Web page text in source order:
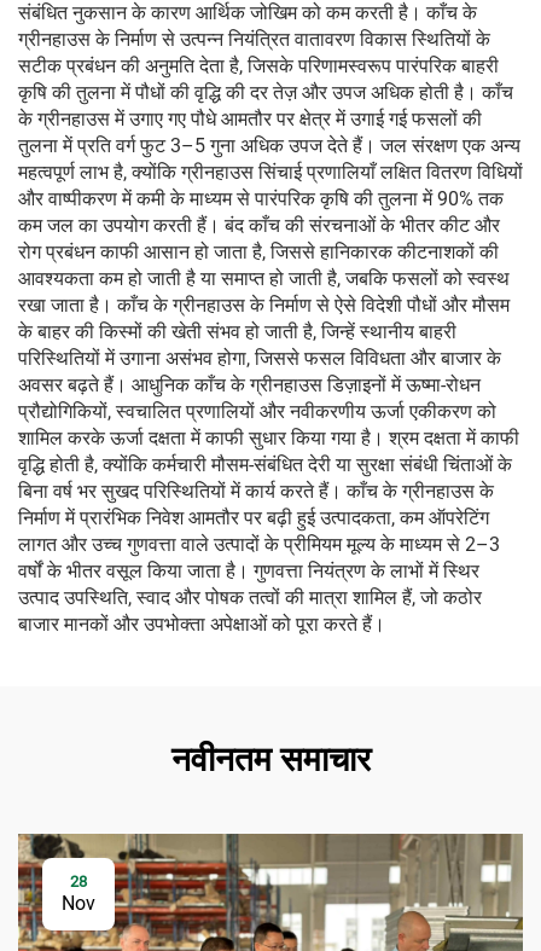
संबंधित नुकसान के कारण आर्थिक जोखिम को कम करती है। काँच के
ग्रीनहाउस के निर्माण से उत्पन्न नियंत्रित वातावरण विकास स्थितियों के
सटीक प्रबंधन की अनुमति देता है, जिसके परिणामस्वरूप पारंपरिक बाहरी
कृषि की तुलना में पौधों की वृद्धि की दर तेज़ और उपज अधिक होती है। काँच
के ग्रीनहाउस में उगाए गए पौधे आमतौर पर क्षेत्र में उगाई गई फसलों की
तुलना में प्रति वर्ग फुट 3–5 गुना अधिक उपज देते हैं। जल संरक्षण एक अन्य
महत्वपूर्ण लाभ है, क्योंकि ग्रीनहाउस सिंचाई प्रणालियाँ लक्षित वितरण विधियों
और वाष्पीकरण में कमी के माध्यम से पारंपरिक कृषि की तुलना में 90% तक
कम जल का उपयोग करती हैं। बंद काँच की संरचनाओं के भीतर कीट और
रोग प्रबंधन काफी आसान हो जाता है, जिससे हानिकारक कीटनाशकों की
आवश्यकता कम हो जाती है या समाप्त हो जाती है, जबकि फसलों को स्वस्थ
रखा जाता है। काँच के ग्रीनहाउस के निर्माण से ऐसे विदेशी पौधों और मौसम
के बाहर की किस्मों की खेती संभव हो जाती है, जिन्हें स्थानीय बाहरी
परिस्थितियों में उगाना असंभव होगा, जिससे फसल विविधता और बाजार के
अवसर बढ़ते हैं। आधुनिक काँच के ग्रीनहाउस डिज़ाइनों में ऊष्मा-रोधन
प्रौद्योगिकियों, स्वचालित प्रणालियों और नवीकरणीय ऊर्जा एकीकरण को
शामिल करके ऊर्जा दक्षता में काफी सुधार किया गया है। श्रम दक्षता में काफी
वृद्धि होती है, क्योंकि कर्मचारी मौसम-संबंधित देरी या सुरक्षा संबंधी चिंताओं के
बिना वर्ष भर सुखद परिस्थितियों में कार्य करते हैं। काँच के ग्रीनहाउस के
निर्माण में प्रारंभिक निवेश आमतौर पर बढ़ी हुई उत्पादकता, कम ऑपरेटिंग
लागत और उच्च गुणवत्ता वाले उत्पादों के प्रीमियम मूल्य के माध्यम से 2–3
वर्षों के भीतर वसूल किया जाता है। गुणवत्ता नियंत्रण के लाभों में स्थिर
उत्पाद उपस्थिति, स्वाद और पोषक तत्वों की मात्रा शामिल हैं, जो कठोर
बाजार मानकों और उपभोक्ता अपेक्षाओं को पूरा करते हैं।
नवीनतम समाचार
28
Nov